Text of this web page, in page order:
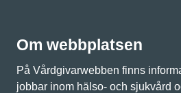
Om webbplatsen
På Vårdgivarwebben finns
jobbar inom hälso- och sjukvård